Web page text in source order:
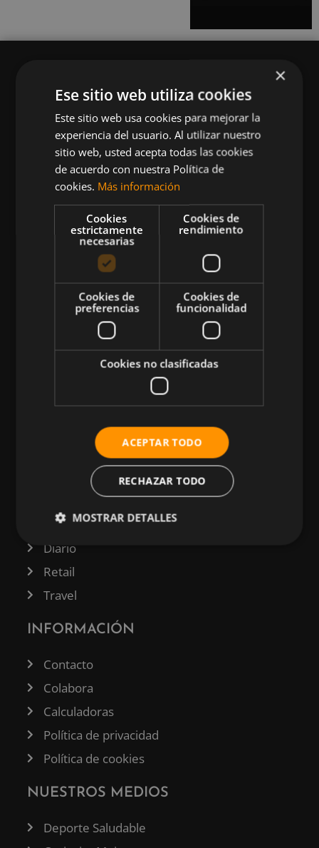
Queremos mantenerte al día en temas de
deportes, fitness, nutrición, salud, recetas
saludables y tecnología aplicada al deporte y la
vida sana.
CATEGORÍAS
Atletismo
Musculación
Más Deportes
Tecnología
Diario
Retail
Travel
INFORMACIÓN
Contacto
Colabora
Calculadoras
Política de privacidad
Política de cookies
NUESTROS MEDIOS
Deporte Saludable
×
Ese sitio web utiliza cookies
Este sitio web usa cookies para mejorar la
experiencia del usuario. Al utilizar nuestro
sitio web, usted acepta todas las cookies
de acuerdo con nuestra Política de
cookies. Más información
Cookies
estrictamente
necesarias
Cookies de
rendimiento
Cookies de
preferencias
Cookies de
funcionalidad
Cookies no clasificadas
ACEPTAR TODO
RECHAZAR TODO
MOSTRAR DETALLES